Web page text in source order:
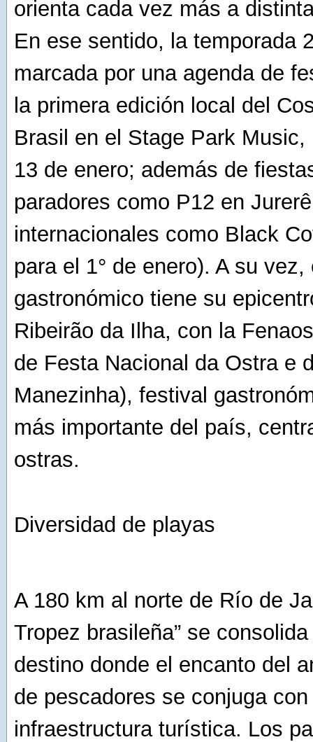
orienta cada vez más a
En ese sentido, la temporada
marcada por una agenda de
la primera edición local del
Brasil en el Stage Park
13 de enero; además de
paradores como P12 en
internacionales como Black
para el 1° de enero). A su
gastronómico tiene su
Ribeirão da Ilha, con la
de Festa Nacional da Ostra e
Manezinha), festival
más importante del país,
ostras.
Diversidad de playas
A 180 km al norte de Río de
Tropez brasileña” se
destino donde el encanto del
de pescadores se conjuga
infraestructura turística. Los